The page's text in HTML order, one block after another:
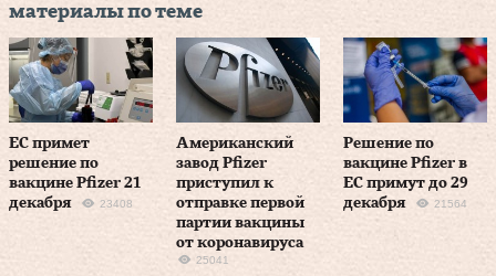
материалы по теме
ЕС примет
решение по
вакцине Pfizer 21
декабря
23408
Американский
завод Pfizer
приступил к
отправке первой
партии вакцины
от коронавируса
25041
Решение по
вакцине Pfizer в
ЕС примут до 29
декабря
21564